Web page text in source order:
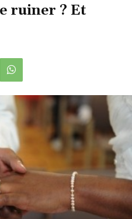
ruiner ? Et